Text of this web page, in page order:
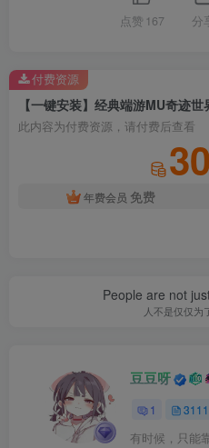
点赞 167 分
此内容为付费资源，请付费后查看
年费会员 免费
付费资源
People are not
人不是仅仅为
豆豆呀
1 3111
有时候，只能